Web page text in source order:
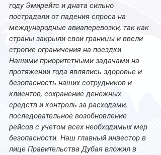
году Эмирейтс и дната сильно
пострадали от падения спроса на
международные авиаперевозки, так как
страны закрыли свои границы и ввели
строгие ограничения на поездки.
Нашими приоритетными задачами на
протяжении года являлись здоровье и
безопасность наших сотрудников и
клиентов, сохранение денежных
средств и контроль за расходами,
последовательное возобновление
рейсов с учетом всех необходимых мер
безопасности. Наш главный инвестор в
лице Правительства Дубая вложил в